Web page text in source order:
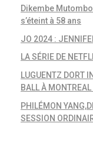
Dikembe
s’éteint à 58 ans
JO 2024 :
LA SÉRIE DE
LUGUENTZ DORT
BALL À
PHILÉMON
SESSION